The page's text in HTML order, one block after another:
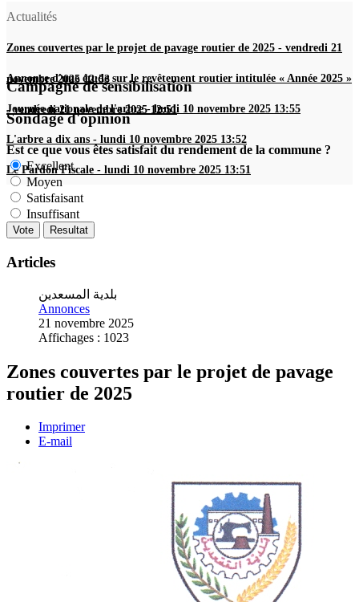
Actualités
Zones couvertes par le projet de pavage routier de 2025 - vendredi 21
novembre 2025 12:53
Annonce d'une étude sur le revêtement routier intitulée « Année 2025 »
-vendredi 21 novembre 2025 12:51
Journée nationale de l'arbre-lundi 10 novembre 2025 13:55
L'arbre a dix ans - lundi 10 novembre 2025 13:52
Le Pardon Fiscale - lundi 10 novembre 2025 13:51
Campagne de sensibilisation
Sondage d'opinion
Est ce que vous êtes satisfait du rendement de la commune ?
Excellent
Moyen
Satisfaisant
Insuffisant
Articles
بلدية المسعدين
Annonces
21 novembre 2025
Affichages : 1023
Zones couvertes par le projet de pavage
routier de 2025
Imprimer
E-mail